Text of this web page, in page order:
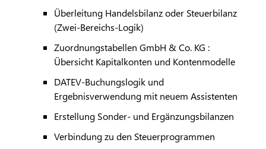
Überleitung Handelsbilanz oder Steuerbilanz
(Zwei-Bereichs-Logik)
Zuordnungstabellen GmbH & Co. KG :
Übersicht Kapitalkonten und Kontenmodelle
DATEV-Buchungslogik und
Ergebnisverwendung mit neuem Assistenten
Erstellung Sonder- und Ergänzungsbilanzen
Verbindung zu den Steuerprogrammen